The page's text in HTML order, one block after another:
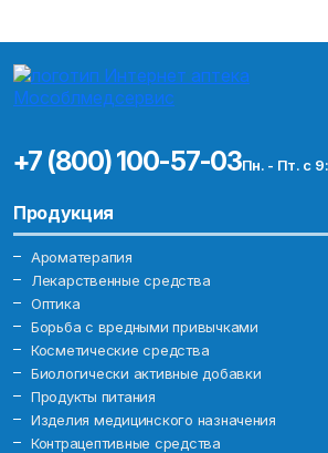
+7 (800) 100-57-03Пн. - Пт. с
Продукция
Ароматерапия
Лекарственные средства
Оптика
Борьба с вредными привычками
Косметические средства
Биологически активные добавки
Продукты питания
Изделия медицинского назначения
Контрацептивные средства